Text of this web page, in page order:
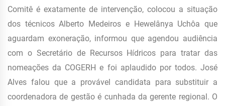
Comitê é exatamente de intervenção, colocou a situação
dos técnicos Alberto Medeiros e Hewelânya Uchôa que
aguardam exoneração, informou que agendou audiência
com o Secretário de Recursos Hídricos para tratar das
nomeações da COGERH e foi aplaudido por todos. José
Alves falou que a provável candidata para substituir a
coordenadora de gestão é cunhada da gerente regional. O